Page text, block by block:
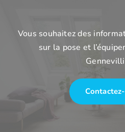
Vous souhaitez des
sur la pose et